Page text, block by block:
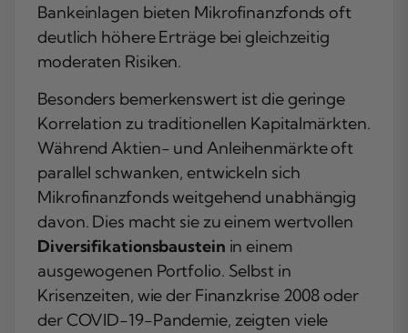
Bankeinlagen bieten Mikrofinanzfonds oft
deutlich höhere Erträge bei gleichzeitig
moderaten Risiken.
Besonders bemerkenswert ist die geringe
Korrelation zu traditionellen Kapitalmärkten.
Während Aktien- und Anleihenmärkte oft
parallel schwanken, entwickeln sich
Mikrofinanzfonds weitgehend unabhängig
davon. Dies macht sie zu einem wertvollen
Diversifikationsbaustein in einem
ausgewogenen Portfolio. Selbst in
Krisenzeiten, wie der Finanzkrise 2008 oder
der COVID-19-Pandemie, zeigten viele